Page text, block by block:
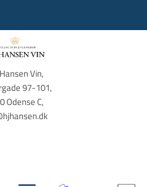
Vin,
97-101,
Odense C,